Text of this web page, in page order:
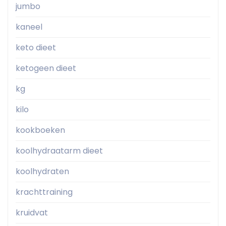
jumbo
kaneel
keto dieet
ketogeen dieet
kg
kilo
kookboeken
koolhydraatarm dieet
koolhydraten
krachttraining
kruidvat